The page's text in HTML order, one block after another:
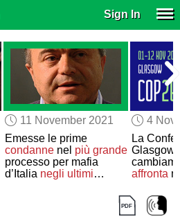
Sign In
11 November 2021
Emesse le prime
condannenel più grande
processo per mafia
d’Italia negli ultimi
4
La
Glasgow
affronta